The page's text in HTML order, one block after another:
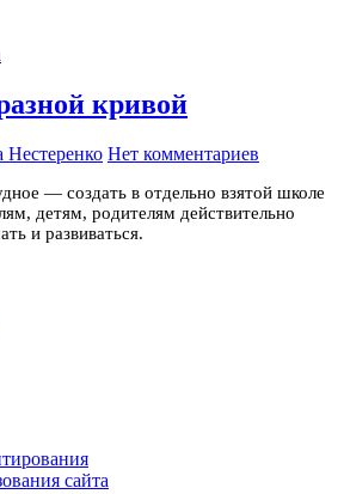
кривой
Нестеренко Нет комментариев
— создать в отдельно взятой школе
детям, родителям действительно
и развиваться.
сайта